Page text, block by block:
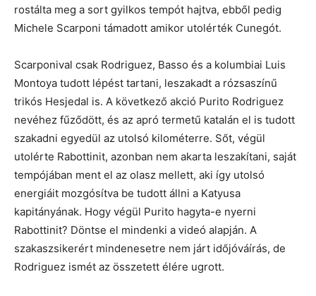
rostálta meg a sort gyilkos tempót hajtva, ebből pedig
Michele Scarponi támadott amikor utolérték Cunegót.
Scarponival csak Rodriguez, Basso és a kolumbiai Luis
Montoya tudott lépést tartani, leszakadt a rózsaszínű
trikós Hesjedal is. A következő akció Purito Rodriguez
nevéhez fűződött, és az apró termetű katalán el is tudott
szakadni egyedül az utolsó kilométerre. Sőt, végül
utolérte Rabottinit, azonban nem akarta leszakítani, saját
tempójában ment el az olasz mellett, aki így utolsó
energiáit mozgósítva be tudott állni a Katyusa
kapitányának. Hogy végül Purito hagyta-e nyerni
Rabottinit? Döntse el mindenki a videó alapján. A
szakaszsikerért mindenesetre nem járt időjóváírás, de
Rodriguez ismét az összetett élére ugrott.